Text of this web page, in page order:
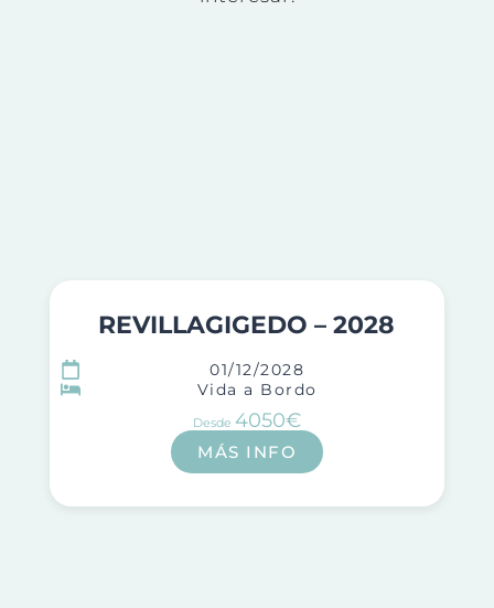
REVILLAGIGEDO – 2028
01/12/2028
Vida a Bordo
Desde 4050€
MÁS INFO